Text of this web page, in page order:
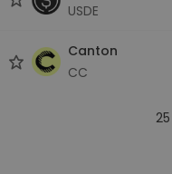
USDE
Canton
CC
25